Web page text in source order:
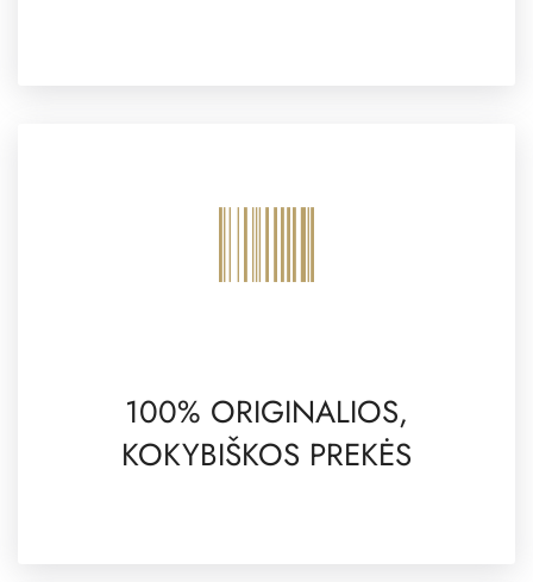
100% ORIGINALIOS,
KOKYBIŠKOS PREKĖS